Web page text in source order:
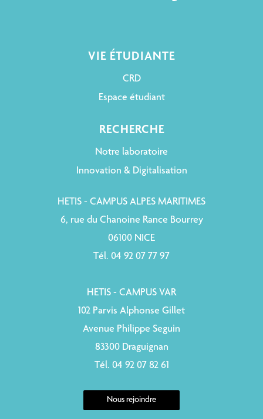
VIE ÉTUDIANTE
CRD
Espace étudiant
RECHERCHE
Notre laboratoire
Innovation & Digitalisation
HETIS - CAMPUS ALPES MARITIMES
6, rue du Chanoine Rance Bourrey
06100 NICE
Tél. 04 92 07 77 97
HETIS - CAMPUS VAR
102 Parvis Alphonse Gillet
Avenue Philippe Seguin
83300 Draguignan
Tél. 04 92 07 82 61
Nous rejoindre